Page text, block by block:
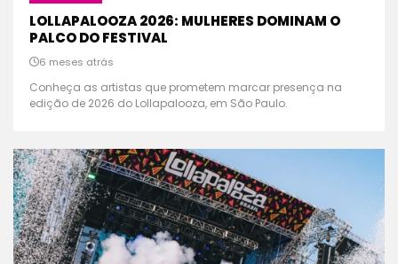
LOLLAPALOOZA 2026: MULHERES DOMINAM O
PALCO DO FESTIVAL
6 meses atrás
Conheça as artistas que prometem marcar presença na
edição de 2026 do Lollapalooza, em São Paulo.